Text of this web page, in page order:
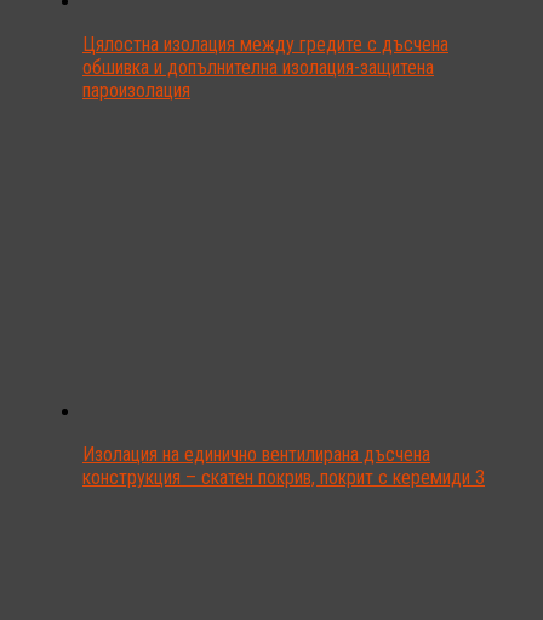
Цялостна изолация между гредите с дъсчена
обшивка и допълнителна изолация-защитена
пароизолация
Изолация на единично вентилирана дъсчена
конструкция – скатен покрив, покрит с керемиди 3